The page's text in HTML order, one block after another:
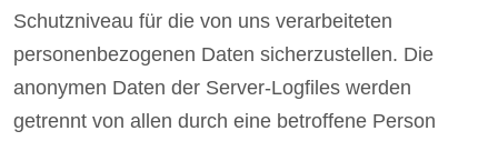
Schutzniveau für die von uns verarbeiteten
personenbezogenen Daten sicherzustellen. Die
anonymen Daten der Server-Logfiles werden
getrennt von allen durch eine betroffene Person